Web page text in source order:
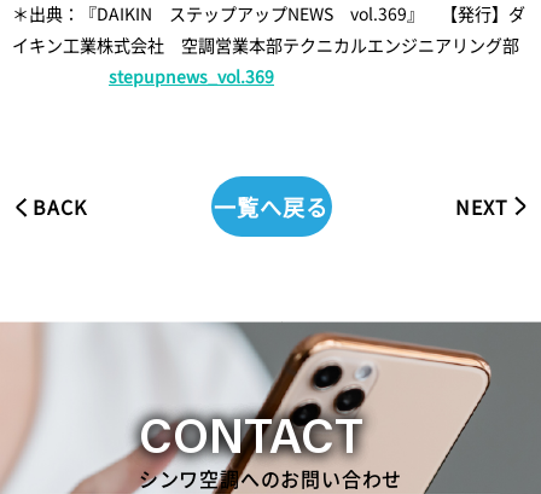
＊出典：『DAIKIN ステップアップNEWS vol.369』 【発行】ダ
イキン工業株式会社 空調営業本部テクニカルエンジニアリング部
stepupnews_vol.369
BACK 一覧へ戻る NEXT
CONTACT
シンワ空調へのお問い合わせ